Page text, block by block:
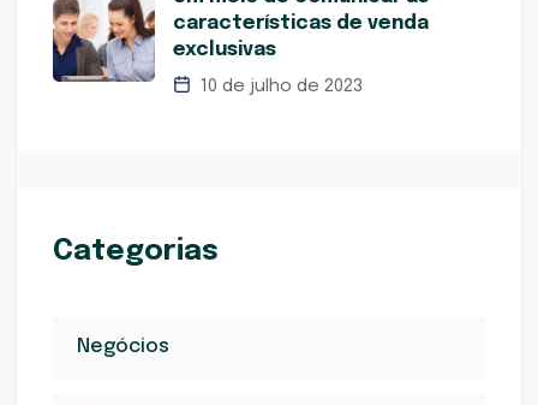
características de venda
exclusivas
10 de julho de 2023
Categorias
Negócios